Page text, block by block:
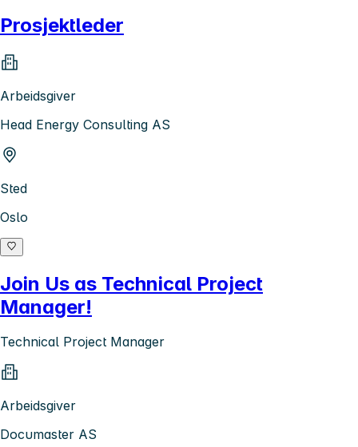
Prosjektleder
Arbeidsgiver
Head Energy Consulting AS
Sted
Oslo
Join Us as Technical Project
Manager!
Technical Project Manager
Arbeidsgiver
Documaster AS